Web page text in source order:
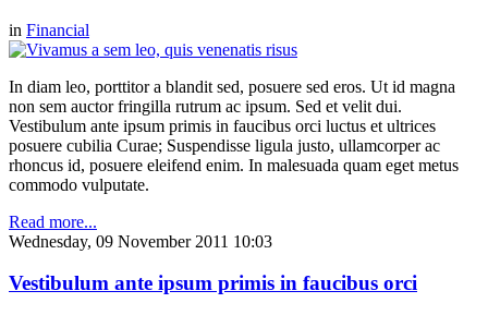
in Financial
In diam leo, porttitor a blandit sed, posuere sed eros. Ut id magna
non sem auctor fringilla rutrum ac ipsum. Sed et velit dui.
Vestibulum ante ipsum primis in faucibus orci luctus et ultrices
posuere cubilia Curae; Suspendisse ligula justo, ullamcorper ac
rhoncus id, posuere eleifend enim. In malesuada quam eget metus
commodo vulputate.
Read more...
Wednesday, 09 November 2011 10:03
Vestibulum ante ipsum primis in faucibus orci